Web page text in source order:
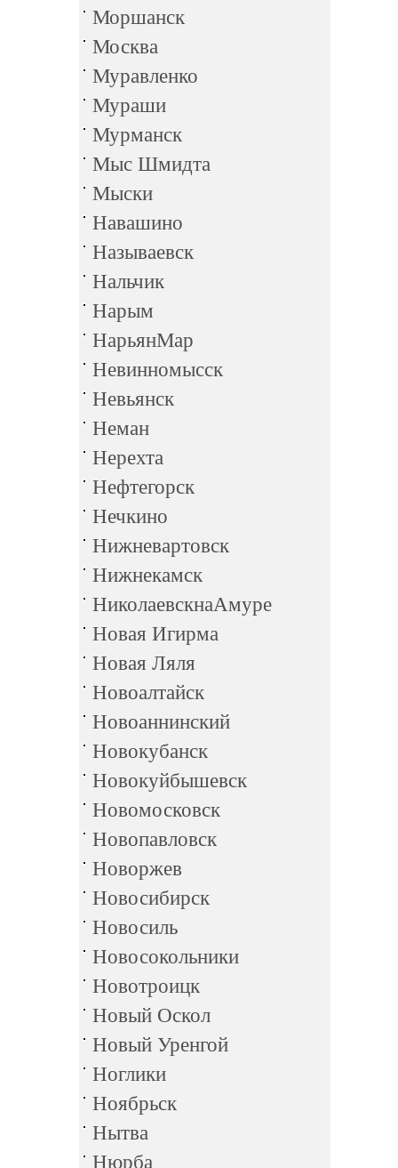
Моршанск
Москва
Муравленко
Мураши
Мурманск
Мыс Шмидта
Мыски
Навашино
Называевск
Нальчик
Нарым
НарьянМар
Невинномысск
Невьянск
Неман
Нерехта
Нефтегорск
Нечкино
Нижневартовск
Нижнекамск
НиколаевскнаАмуре
Новая Игирма
Новая Ляля
Новоалтайск
Новоаннинский
Новокубанск
Новокуйбышевск
Новомосковск
Новопавловск
Новоржев
Новосибирск
Новосиль
Новосокольники
Новотроицк
Новый Оскол
Новый Уренгой
Ноглики
Ноябрьск
Нытва
Нюрба